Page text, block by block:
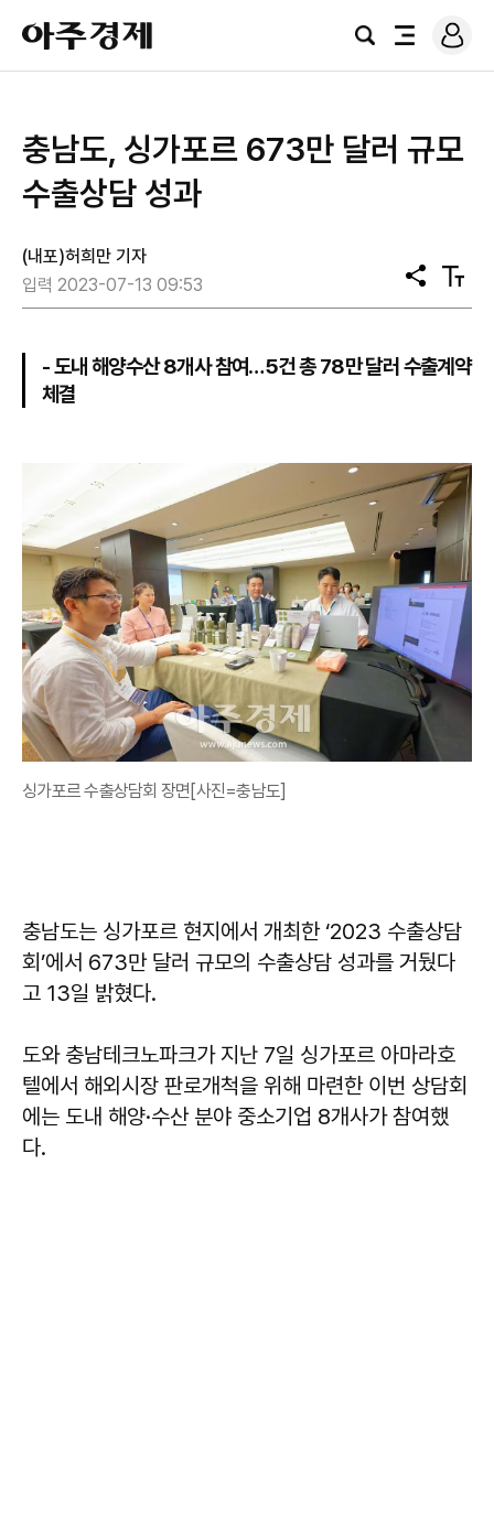
아
주
경
검
전
로
그
충남도, 싱가포르 673만 달러 규모
수출상담 성과
(내포)허희만 기자
입력 2023-07-13 09:53
공
유
텍
스
기
- 도내 해양수산 8개사 참여…5건 총 78만 달러 수출계약
체결
싱가포르 수출상담회 장면[사진=충남도]
충남도는 싱가포르 현지에서 개최한 ‘2023 수출상담
회’에서 673만 달러 규모의 수출상담 성과를 거뒀다
고 13일 밝혔다.
도와 충남테크노파크가 지난 7일 싱가포르 아마라호
텔에서 해외시장 판로개척을 위해 마련한 이번 상담회
에는 도내 해양·수산 분야 중소기업 8개사가 참여했
다.